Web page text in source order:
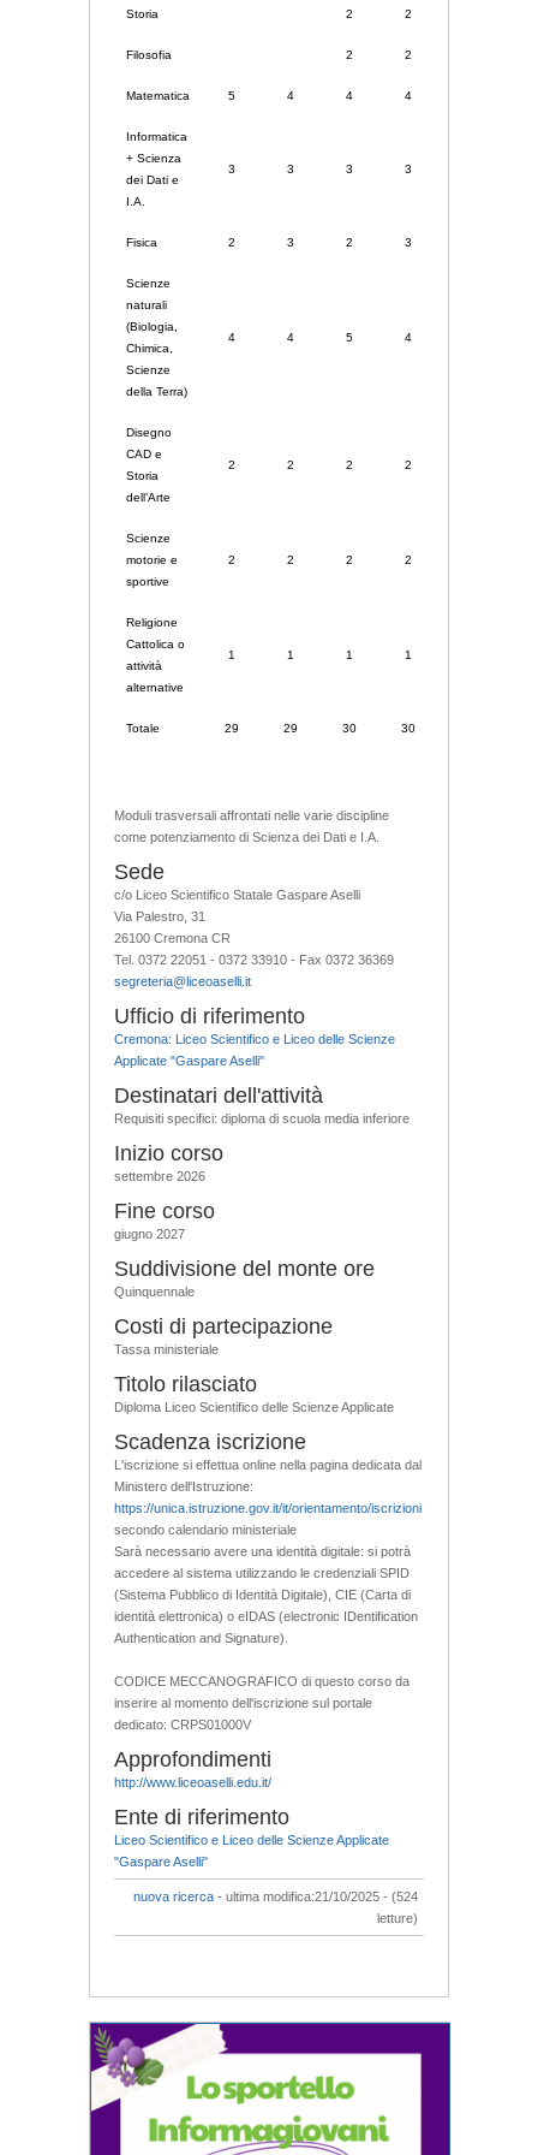
Storia 2 2
Filosofia 2 2
Matematica 5 4 4 4
Informatica
+ Scienza
dei Dati e
I.A.
3 3 3 3
Fisica 2 3 2 3
Scienze
naturali
(Biologia,
Chimica,
Scienze
della Terra)
4 4 5 4
Disegno
CAD e
Storia
dell’Arte
2 2 2 2
Scienze
motorie e
sportive
2 2 2 2
Religione
Cattolica o
attività
alternative
1 1 1 1
Totale 29 29 30 30
Moduli trasversali affrontati nelle varie discipline
come potenziamento di Scienza dei Dati e I.A.
Sede
c/o Liceo Scientifico Statale Gaspare Aselli
Via Palestro, 31
26100 Cremona CR
Tel. 0372 22051 - 0372 33910 - Fax 0372 36369
segreteria@liceoaselli.it
Ufficio di riferimento
Cremona: Liceo Scientifico e Liceo delle Scienze
Applicate "Gaspare Aselli"
Destinatari dell'attività
Requisiti specifici: diploma di scuola media inferiore
Inizio corso
settembre 2026
Fine corso
giugno 2027
Suddivisione del monte ore
Quinquennale
Costi di partecipazione
Tassa ministeriale
Titolo rilasciato
Diploma Liceo Scientifico delle Scienze Applicate
Scadenza iscrizione
L'iscrizione si effettua online nella pagina dedicata dal
Ministero dell'Istruzione:
https://unica.istruzione.gov.it/it/orientamento/iscrizioni
secondo calendario ministeriale
Sarà necessario avere una identità digitale: si potrà
accedere al sistema utilizzando le credenziali SPID
(Sistema Pubblico di Identità Digitale), CIE (Carta di
identità elettronica) o eIDAS (electronic IDentification
Authentication and Signature).
CODICE MECCANOGRAFICO di questo corso da
inserire al momento dell'iscrizione sul portale
dedicato: CRPS01000V
Approfondimenti
http://www.liceoaselli.edu.it/
Ente di riferimento
Liceo Scientifico e Liceo delle Scienze Applicate
"Gaspare Aselli"
nuova ricerca - ultima modifica:21/10/2025 - (524
letture)